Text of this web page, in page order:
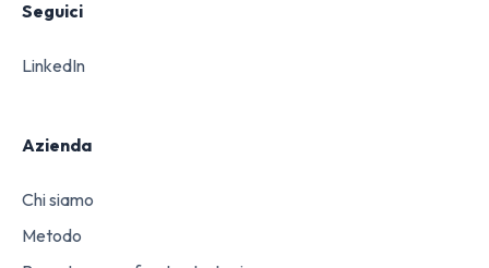
Seguici
LinkedIn
Azienda
Chi siamo
Metodo